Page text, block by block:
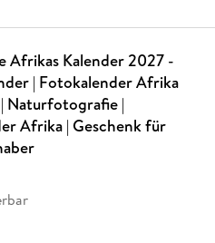
Afrikas Kalender 2027 -
| Fotokalender Afrika
Naturfotografie |
Afrika | Geschenk für